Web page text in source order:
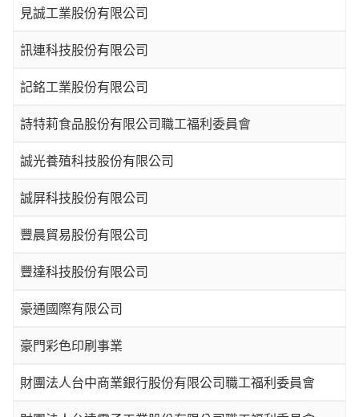
見誠工業股份有限公司
訊連科技股份有限公司
記銘工業股份有限公司
詩特莉食品股份有限公司職工福利委員會
誠光養殖科技股份有限公司
誠屏科技股份有限公司
豐晨貿易股份有限公司
豐達科技股份有限公司
豪通國際有限公司
豪門彩色印刷事業
財團法人台中商業銀行股份有限公司職工福利委員會